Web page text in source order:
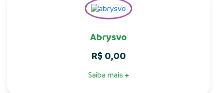
Abrysvo
R$ 0,00
Saiba mais +